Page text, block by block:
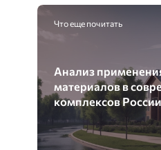
Что еще почитать
Анализ
материалов в
комплексов России